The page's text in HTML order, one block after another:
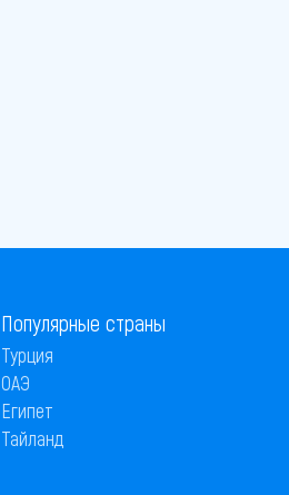
Популярные страны
Турция
ОАЭ
Египет
Тайланд